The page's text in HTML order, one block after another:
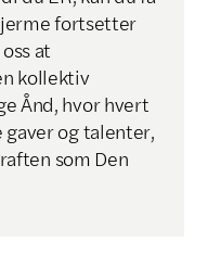
fortsetter
at
kollektiv
Ånd, hvor hvert
og talenter,
som Den